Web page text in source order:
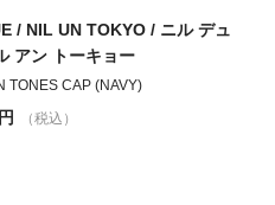
/ NIL UN TOKYO / ニル デュ
アン トーキョー
TONES CAP (NAVY)
（税込）